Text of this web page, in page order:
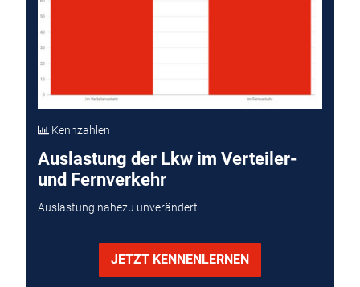
Kennzahlen
Auslastung der Lkw im Verteiler-
und Fernverkehr
Auslastung nahezu unverändert
JETZT KENNENLERNEN